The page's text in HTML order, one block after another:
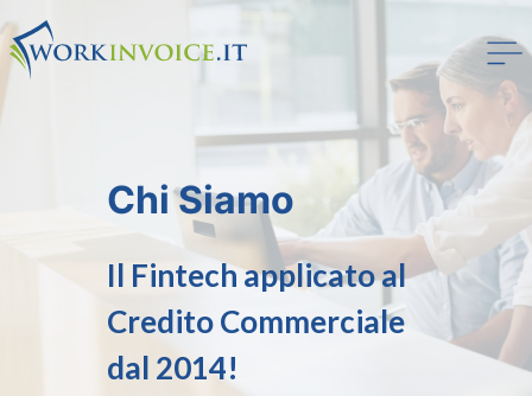
Chi Siamo
Il Fintech applicato al
Credito Commerciale
dal 2014!